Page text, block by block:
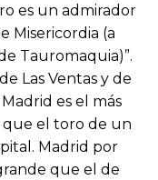
es un admirador
Misericordia (a
Tauromaquia)”.
Las Ventas y de
es el más
el toro de un
Madrid por
que el de